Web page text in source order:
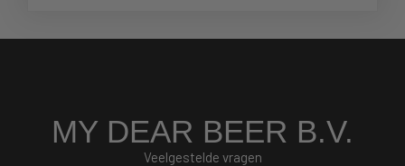
MY DEAR BEER B.V.
Veelgestelde vragen